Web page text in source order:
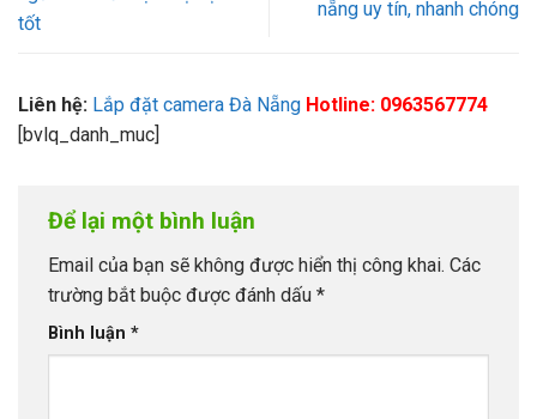
tốt
nẵng uy tín, nhanh chóng
Liên hệ: Lắp đặt camera Đà Nẵng Hotline: 0963567774
[bvlq_danh_muc]
Để lại một bình luận
Email của bạn sẽ không được hiển thị công khai. Các
trường bắt buộc được đánh dấu *
Bình luận *